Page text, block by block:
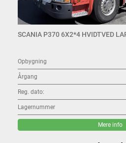
SCANIA P370 6X2*4 HVIDTVED
Opbygning
Årgang
Reg. dato:
Lagernummer
Mere info